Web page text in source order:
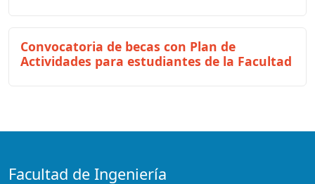
Convocatoria de becas con Plan de
Actividades para estudiantes de la Facultad
Facultad de Ingeniería